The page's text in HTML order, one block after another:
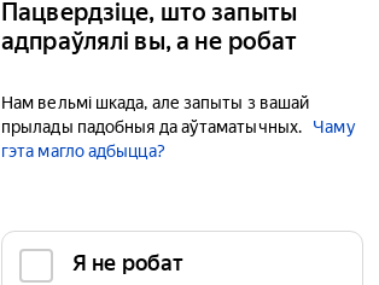
Пацвердзіце, што запыты
адпраўлялі вы, а не робат
Нам вельмі шкада, але запыты з вашай
прылады падобныя да аўтаматычных.
Чаму
гэта магло адбыцца?
Я не робат